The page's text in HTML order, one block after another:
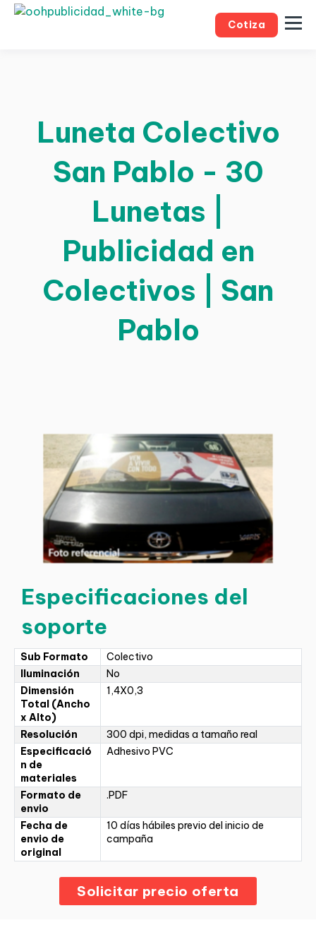
Cotiza
Luneta Colectivo
San Pablo - 30
Lunetas |
Publicidad en
Colectivos | San
Pablo
Especificaciones del
soporte
Sub Formato
Colectivo
Iluminación
No
Dimensión
Total (Ancho
x Alto)
1,4X0,3
Resolución
300 dpi, medidas a tamaño real
Especificació
n de
materiales
Adhesivo PVC
Formato de
envio
.PDF
Fecha de
envio de
original
10 días hábiles previo del inicio de
campaña
Solicitar precio oferta